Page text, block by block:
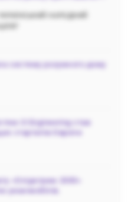
систему розумного дому
i3 Engineering став
стартапів Європи
«Олідетрим 2000»
реанімобілів.